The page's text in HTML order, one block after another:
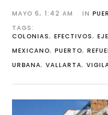
MAYO 6, 1:42 AM IN
TAGS:
COLONIAS, EFECTIVOS,
MEXICANO, PUERTO,
URBANA, VALLARTA,